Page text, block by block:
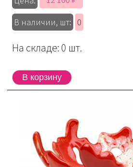
В наличии, шт:
0
На складе: 0 шт.